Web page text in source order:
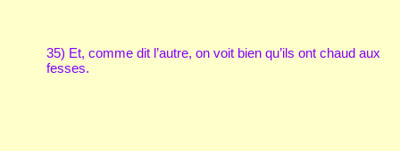
35) Et, comme dit l’autre, on voit bien qu’ils ont chaud aux
fesses.